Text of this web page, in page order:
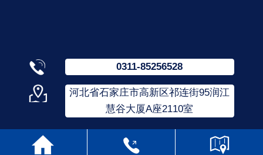
0311-85256528
河北省石家庄市高新区祁连街95润江
慧谷大厦A座2110室